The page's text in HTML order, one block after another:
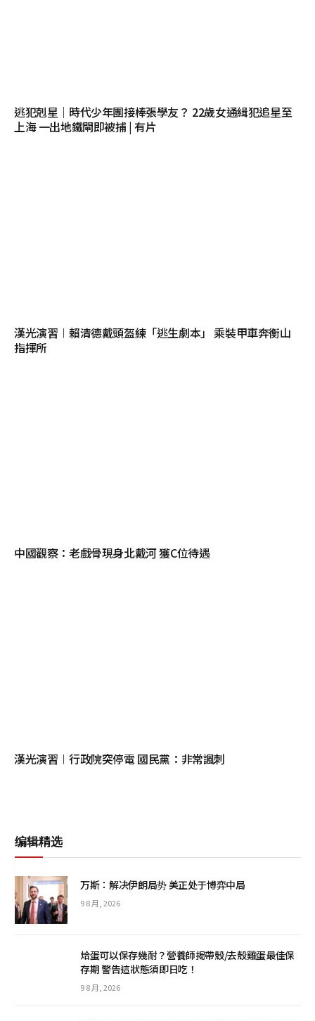
逃犯剋星｜時代少年團接棒張學友？ 22歲女通緝犯追星至
上海 一出地鐵閘即被捕 | 有片
漢光演習︱賴清德戴頭盔練「逃生劇本」 乘裝甲車奔衡山
指揮所
中國觀察：老戲骨現身北戴河 獲C位待遇
漢光演習︱行政院突停電 國民黨：非常諷刺
编辑精选
万斯：解决伊朗局势 美正处于博弈中局
9 8 月, 2026
烚蛋可以保存幾耐？營養師揭帶殼/去殼雞蛋最佳保
存期 警告這狀態須即日吃！
9 8 月, 2026